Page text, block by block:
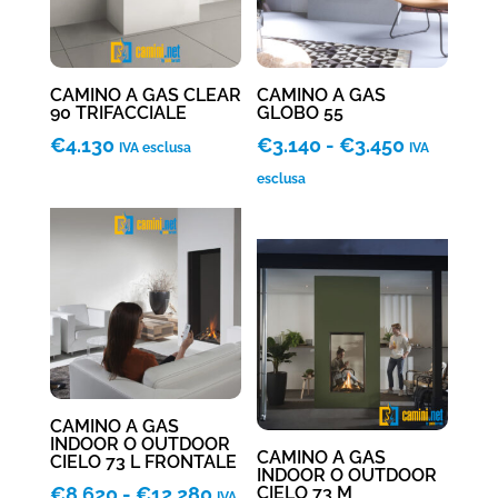
CAMINO A GAS CLEAR
90 TRIFACCIALE
€4.130 IVA esclusa
CAMINO A GAS
GLOBO 55
€3.140 - €3.450Fascia
€3.140
a
IVA
esclusa
CAMINO A GAS
INDOOR O OUTDOOR
CIELO 73 L FRONTALE
Fascia
CAMINO A GAS
INDOOR O OUTDOOR
CIELO 73 M